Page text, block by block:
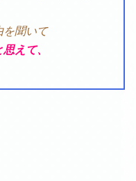
を聞いて
えて、